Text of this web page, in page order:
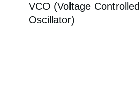
VCO (Voltage Controlled
Oscillator)